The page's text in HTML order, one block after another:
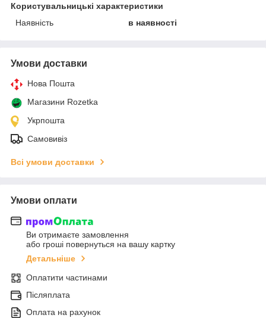
Користувальницькі характеристики
Наявність
в наявності
Умови доставки
Нова Пошта
Магазини Rozetka
Укрпошта
Самовивіз
Всі умови доставки
Умови оплати
Ви отримаєте замовлення
або гроші повернуться на вашу картку
Детальніше
Оплатити частинами
Післяплата
Оплата на рахунок